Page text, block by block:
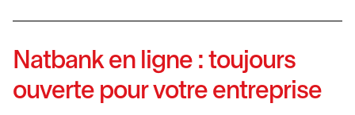
Natbank en ligne : toujours
ouverte pour votre entreprise